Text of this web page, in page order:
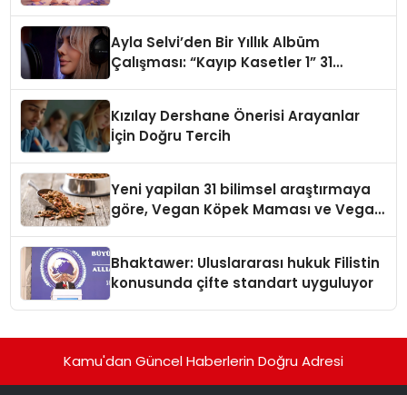
Ayla Selvi’den Bir Yıllık Albüm
Çalışması: “Kayıp Kasetler 1” 31
Kızılay Dershane Önerisi Arayanlar
İçin Doğru Tercih
Yeni yapilan 31 bilimsel araştırmaya
göre, Vegan Köpek Maması ve Vegan
Bhaktawer: Uluslararası hukuk Filistin
konusunda çifte standart uyguluyor
Kamu'dan Güncel Haberlerin Doğru Adresi